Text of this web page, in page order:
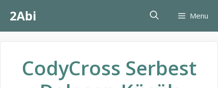
atla2Abi Menu
CodyCross Serbest